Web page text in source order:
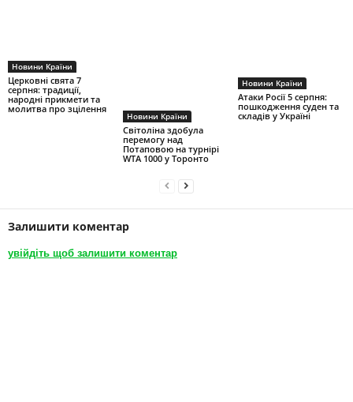
Новини Країни
Церковні свята 7
серпня: традиції,
народні прикмети та
молитва про зцілення
Новини Країни
Світоліна здобула
перемогу над
Потаповою на турнірі
WTA 1000 у Торонто
Новини Країни
Атаки Росії 5 серпня:
пошкодження суден та
складів у Україні
Залишити коментар
увійдіть щоб залишити коментар